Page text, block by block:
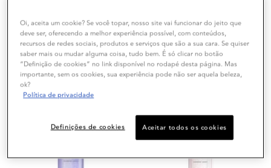
Oi, aceita um cookie? Se você topar, nosso site vai funcionar do jeito que
deve ser, oferecendo a melhor experiência possível, com conteúdos,
recursos de redes sociais, produtos e serviços que são a sua cara. Se quiser
saber mais ou mudar alguma coisa, tudo bem. É só clicar no botão
“Definição de cookies” no link disponível no rodapé desta página. Mas
importante, sem os cookies, sua experiência pode não ser aquela beleza,
ok?
Política de privacidade
Definições de cookies Aceitar todos os cookies